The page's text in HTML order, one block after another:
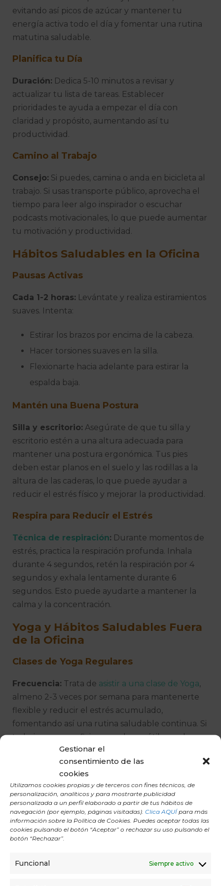
Gestionar el
consentimiento de las
cookies
Utilizamos cookies propias y de terceros con fines técnicos, de
personalización, analíticos y para mostrarte publicidad
personalizada a un perfil elaborado a partir de tus hábitos de
navegación (por ejemplo, páginas visitadas). Clica AQUÍpara más
información sobre la Política de Cookies. Puedes aceptar todas las
cookies pulsando el botón “Aceptar” o rechazar su uso pulsando el
botón “Rechazar”.
Funcional Siempre activo
evitando así picos de azúcar y mantener tu
energía activa todo el día y fomentar una rutina
matutina saludable.
Planifica tu Día
Duración: Dedica 5-10 minutos a revisar y
actualizar tu lista de tareas. Establecer
prioridades te ayuda a empezar el día con
claridad y propósito, aumentando así tu
productividad.
Camino al Trabajo
Consejo: Si puedes, camina o anda en bicicleta al
trabajo. Si usas transporte público, aprovecha el
tiempo para leer algo inspirador o escuchar
podcasts motivacionales, lo que puede aumentar
tu motivación y productividad.
Hábitos Saludables en la Oficina
Pausas Activas
Cada 1-2 horas: Levántate y realiza estiramientos
suaves. Intenta:
Estirar los brazos por encima de la cabeza.
Hacer torsiones suaves en la silla.
Flexionarte hacia adelante para estirar la
espalda baja.
Mantén una Buena Postura
Silla y escritorio: Asegúrate de que tu silla y
escritorio estén a una altura adecuada para
mantener una postura ergonómica. Tus pies
deben estar planos en el suelo y las rodillas a la
altura de las caderas, lo que puede ayudar a
reducir el estrés físico y mejorar la productividad.
Respira para Reducir el Estrés
Técnica de respiración: Durante momentos de
estrés, practica la respiración profunda. Inhala
durante 4 segundos, retén la respiración por 4
segundos y exhala lentamente durante 6
segundos. Esto puede ayudarte a mantener la
calma y la concentración.
Yoga y Hábitos Saludables Fuera
de la Oficina
Clases de Yoga Regulares
Frecuencia: Trata de asistir a una clase de Yoga,
almeno 2-3 veces por semana para mantenerte
flexible y reducir el estrés acumulado,
fomentando así una rutina saludable continua. Si
trabajas en una oficina, puede ser útil acceder a
tu sala de Yoga más cercana a tu oficina de
trabajo, lo que facilita la incorporación del Yoga
en tu día a día sin alterar demasiado tu horario.
Mantente Activo
Actividad física:Además del yoga, incorpora
otras formas de ejercicio como caminar, nadar o
estado físico general, lo que también puede